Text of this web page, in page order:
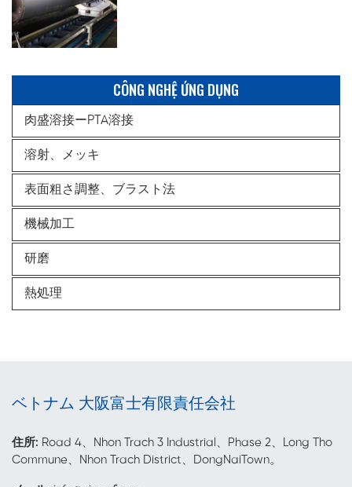
CÔNG NGHỆ ỨNG DỤNG
肉盛溶接ーPTA溶接
溶射、メッキ
表面粗さ調整、ブラスト法
機械加工
研磨
熱処理
ベトナム 大阪富士有限責任会社
住所: Road 4、Nhon Trach 3 Industrial、Phase 2、Long Tho
Commune、Nhon Trach District、DongNaiTown。